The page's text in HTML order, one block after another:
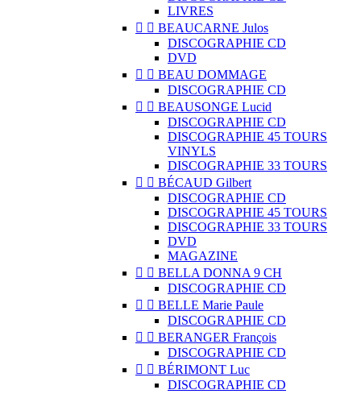
LIVRES
  BEAUCARNE Julos
DISCOGRAPHIE CD
DVD
  BEAU DOMMAGE
DISCOGRAPHIE CD
  BEAUSONGE Lucid
DISCOGRAPHIE CD
DISCOGRAPHIE 45 TOURS
VINYLS
DISCOGRAPHIE 33 TOURS
  BÉCAUD Gilbert
DISCOGRAPHIE CD
DISCOGRAPHIE 45 TOURS
DISCOGRAPHIE 33 TOURS
DVD
MAGAZINE
  BELLA DONNA 9 CH
DISCOGRAPHIE CD
  BELLE Marie Paule
DISCOGRAPHIE CD
  BERANGER François
DISCOGRAPHIE CD
  BÉRIMONT Luc
DISCOGRAPHIE CD